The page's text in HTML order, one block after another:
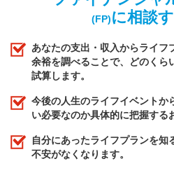
(FP)に相談
あなたの支出・収入からライフ
余裕を調べることで、どのくら
試算します。
今後の人生のライフイベントか
い必要なのか具体的に把握する
自分にあったライフプランを知
不安がなくなります。